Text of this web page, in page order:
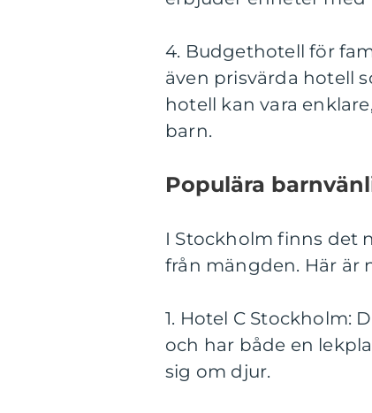
4. Budgethotell för
även prisvärda hotell
hotell kan vara
barn.
Populära
I Stockholm finns det
från mängden. Här är
1. Hotel C Stockholm:
och har både en
sig om djur.